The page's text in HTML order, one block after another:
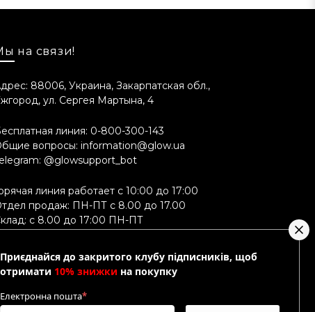
Alcohol, Phenoxyethanol,
Citronellol.
упаковку и рецептуру продукта
складе нужного ингредиента). Это
на связи!
88006, Украина, Закарпатская обл.,
ул. Сергея Мартына, 4
линия: 0-800-300-143
вопросы: information@glow.ua
@glowsupport_bot
линия работает с 10:00 до 17:00
продаж: ПН-ПТ с 8.00 до 17.00
с 8.00 до 17:00 ПН-ПТ
Приєднайся до закритого клубу підписників, щоб
отримати 10% знижки на покупку
Електронна пошта*